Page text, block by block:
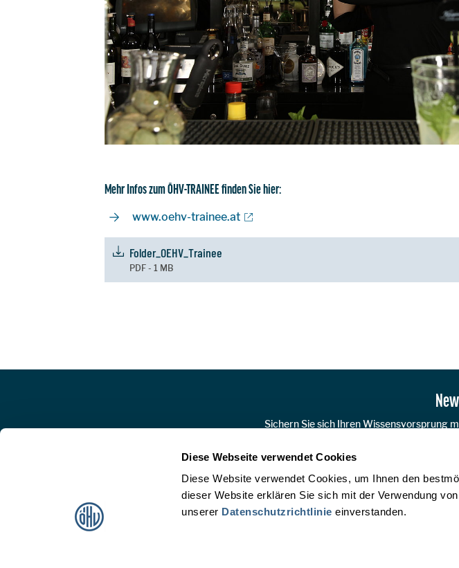
Diese Webseite verwendet Cookies
Diese Website verwendet Cookies, um Ihnen den
dieser Website erklären Sie sich mit der Verwendung
unserer Datenschutzrichtlinie einverstanden.
Mehr Infos zum ÖHV-TRAINEE finden Sie hier:
www.oehv-trainee.at
Folder_OEHV_Trainee
PDF - 1 MB
Sichern Sie sich Ihren Wissensvorsprung
Österreichische Hotelvereinigung